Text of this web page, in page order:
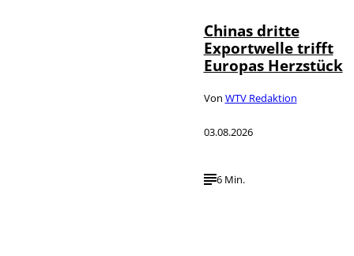
Chinas dritte
Exportwelle trifft
Europas Herzstück
Von WTV Redaktion
03.08.2026
6 Min.